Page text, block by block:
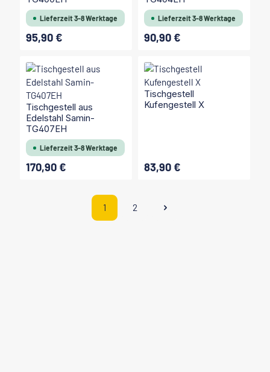
Lieferzeit 3-8 Werktage
Regulärer Preis:
95,90 €
Lieferzeit 3-8 Werktage
Regulärer Preis:
90,90 €
Tischgestell aus
Edelstahl Samin-
TG407EH
Lieferzeit 3-8 Werktage
Regulärer Preis:
170,90 €
Tischgestell
Kufengestell X
Regulärer Preis:
83,90 €
Seite
1
Seite
2